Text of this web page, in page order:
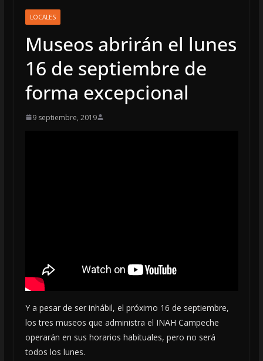
LOCALES
Museos abrirán el lunes
16 de septiembre de
forma excepcional
9 septiembre, 2019
Y a pesar de ser inhábil, el próximo 16 de septiembre,
los tres museos que administra el INAH Campeche
operarán en sus horarios habituales, pero no será
todos los lunes.